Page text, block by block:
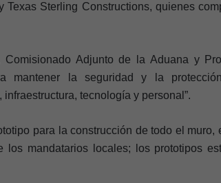
Texas Sterling Constructions, quienes
Adjunto de la Aduana y
mantener la seguridad y la
tecnología y personal”.
para la construcción de todo el muro,
mandatarios locales; los prototipos